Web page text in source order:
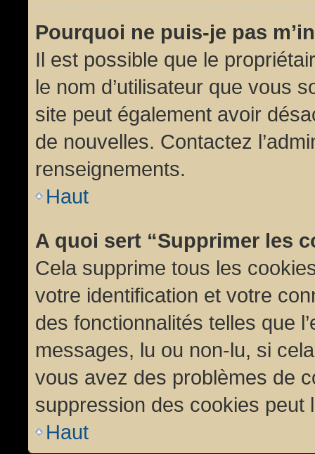
Pourquoi ne puis-je pas
Il est possible que le
le nom d’utilisateur que vous
site peut également avoir
de nouvelles. Contactez
renseignements.
Haut
A quoi sert “Supprimer les
Cela supprime tous les
votre identification et votre
des fonctionnalités telles que
messages, lu ou non-lu, si
vous avez des problèmes de
suppression des cookies peut
Haut